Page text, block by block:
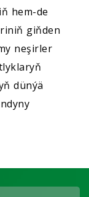
hem-de
giňden
neşirler
dünýä